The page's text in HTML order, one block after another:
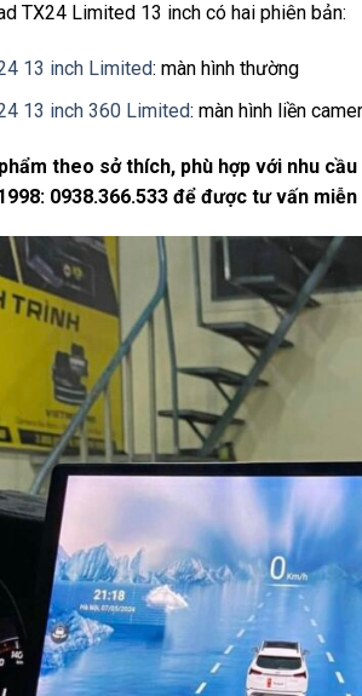
TX24 Limited 13 inch có hai phiên bản:
13 inch Limited: màn hình thường
13 inch 360 Limited: màn hình liền
theo sở thích, phù hợp với nhu
0938.366.533 để được tư vấn